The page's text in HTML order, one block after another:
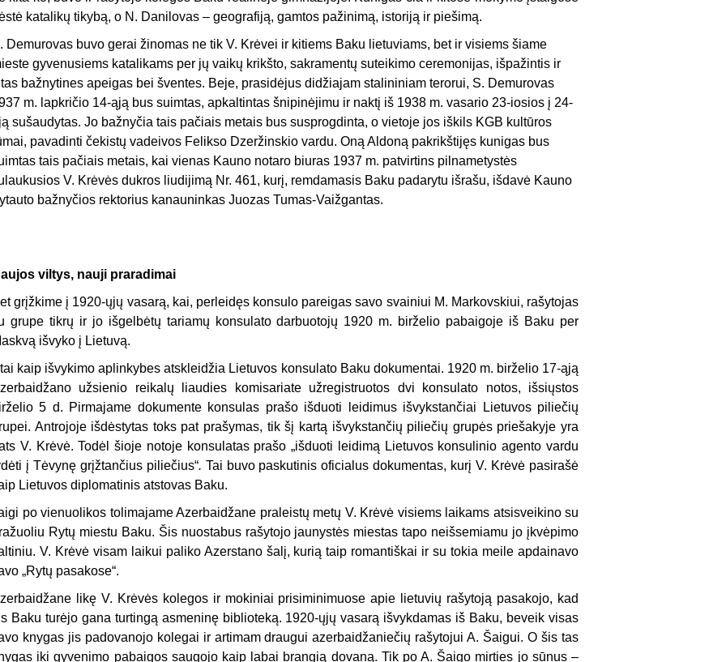
katalikų tikybą, o N. Danilovas – geografiją, gamtos pažinimą, istoriją ir piešimą.
Demurovas buvo gerai žinomas ne tik V. Krėvei ir kitiems Baku lietuviams, bet ir visiems šiame
gyvenusiems katalikams per jų vaikų krikšto, sakramentų suteikimo ceremonijas, išpažintis ir
bažnytines apeigas bei šventes. Beje, prasidėjus didžiajam stalininiam terorui, S. Demurovas
m. lapkričio 14-ąją bus suimtas, apkaltintas šnipinėjimu ir naktį iš 1938 m. vasario 23-iosios į 24-
sušaudytas. Jo bažnyčia tais pačiais metais bus susprogdinta, o vietoje jos iškils KGB kultūros
pavadinti čekistų vadeivos Felikso Dzeržinskio vardu. Oną Aldoną pakrikštijęs kunigas bus
tais pačiais metais, kai vienas Kauno notaro biuras 1937 m. patvirtins pilnametystės
V. Krėvės dukros liudijimą Nr. 461, kurį, remdamasis Baku padarytu išrašu, išdavė Kauno
bažnyčios rektorius kanauninkas Juozas Tumas-Vaižgantas.
viltys, nauji praradimai
grįžkime į 1920-ųjų vasarą, kai, perleidęs konsulo pareigas savo svainiui M. Markovskiui, rašytojas
grupe tikrų ir jo išgelbėtų tariamų konsulato darbuotojų 1920 m. birželio pabaigoje iš Baku per
išvyko į Lietuvą.
kaip išvykimo aplinkybes atskleidžia Lietuvos konsulato Baku dokumentai. 1920 m. birželio 17-ąją
užsienio reikalų liaudies komisariate užregistruotos dvi konsulato notos, išsiųstos
5 d. Pirmajame dokumente konsulas prašo išduoti leidimus išvykstančiai Lietuvos piliečių
Antrojoje išdėstytas toks pat prašymas, tik šį kartą išvykstančių piliečių grupės priešakyje yra
V. Krėvė. Todėl šioje notoje konsulatas prašo „išduoti leidimą Lietuvos konsulinio agento vardu
į Tėvynę grįžtančius piliečius“. Tai buvo paskutinis oficialus dokumentas, kurį V. Krėvė pasirašė
Lietuvos diplomatinis atstovas Baku.
po vienuolikos tolimajame Azerbaidžane praleistų metų V. Krėvė visiems laikams atsisveikino su
Rytų miestu Baku. Šis nuostabus rašytojo jaunystės miestas tapo neišsemiamu jo įkvėpimo
V. Krėvė visam laikui paliko Azerstano šalį, kurią taip romantiškai ir su tokia meile apdainavo
„Rytų pasakose“.
likę V. Krėvės kolegos ir mokiniai prisiminimuose apie lietuvių rašytoją pasakojo, kad
Baku turėjo gana turtingą asmeninę biblioteką. 1920-ųjų vasarą išvykdamas iš Baku, beveik visas
knygas jis padovanojo kolegai ir artimam draugui azerbaidžaniečių rašytojui A. Šaigui. O šis tas
iki gyvenimo pabaigos saugojo kaip labai brangią dovaną. Tik po A. Šaigo mirties jo sūnus –